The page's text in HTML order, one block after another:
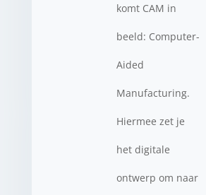
komt CAM in
beeld: Computer-
Aided
Manufacturing.
Hiermee zet je
het digitale
ontwerp om naar